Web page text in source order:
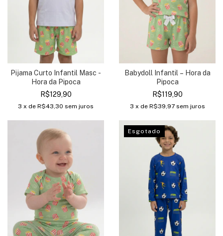
Pijama Curto Infantil Masc -
Hora da Pipoca
R$129,90
3 x de R$43,30 sem juros
Babydoll Infantil – Hora da
Pipoca
R$119,90
3 x de R$39,97 sem juros
Esgotado